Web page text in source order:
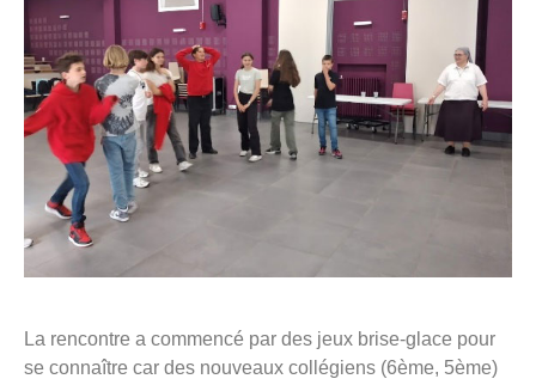
La rencontre a commencé par des jeux brise-glace pour
se connaître car des nouveaux collégiens (6ème, 5ème)